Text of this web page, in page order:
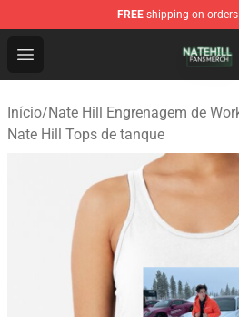
FREE shipping on
Open menu
Nate Hill Shop - Official Nate
Início/Nate Hill Engrenagem de
Nate Hill Tops de tanque